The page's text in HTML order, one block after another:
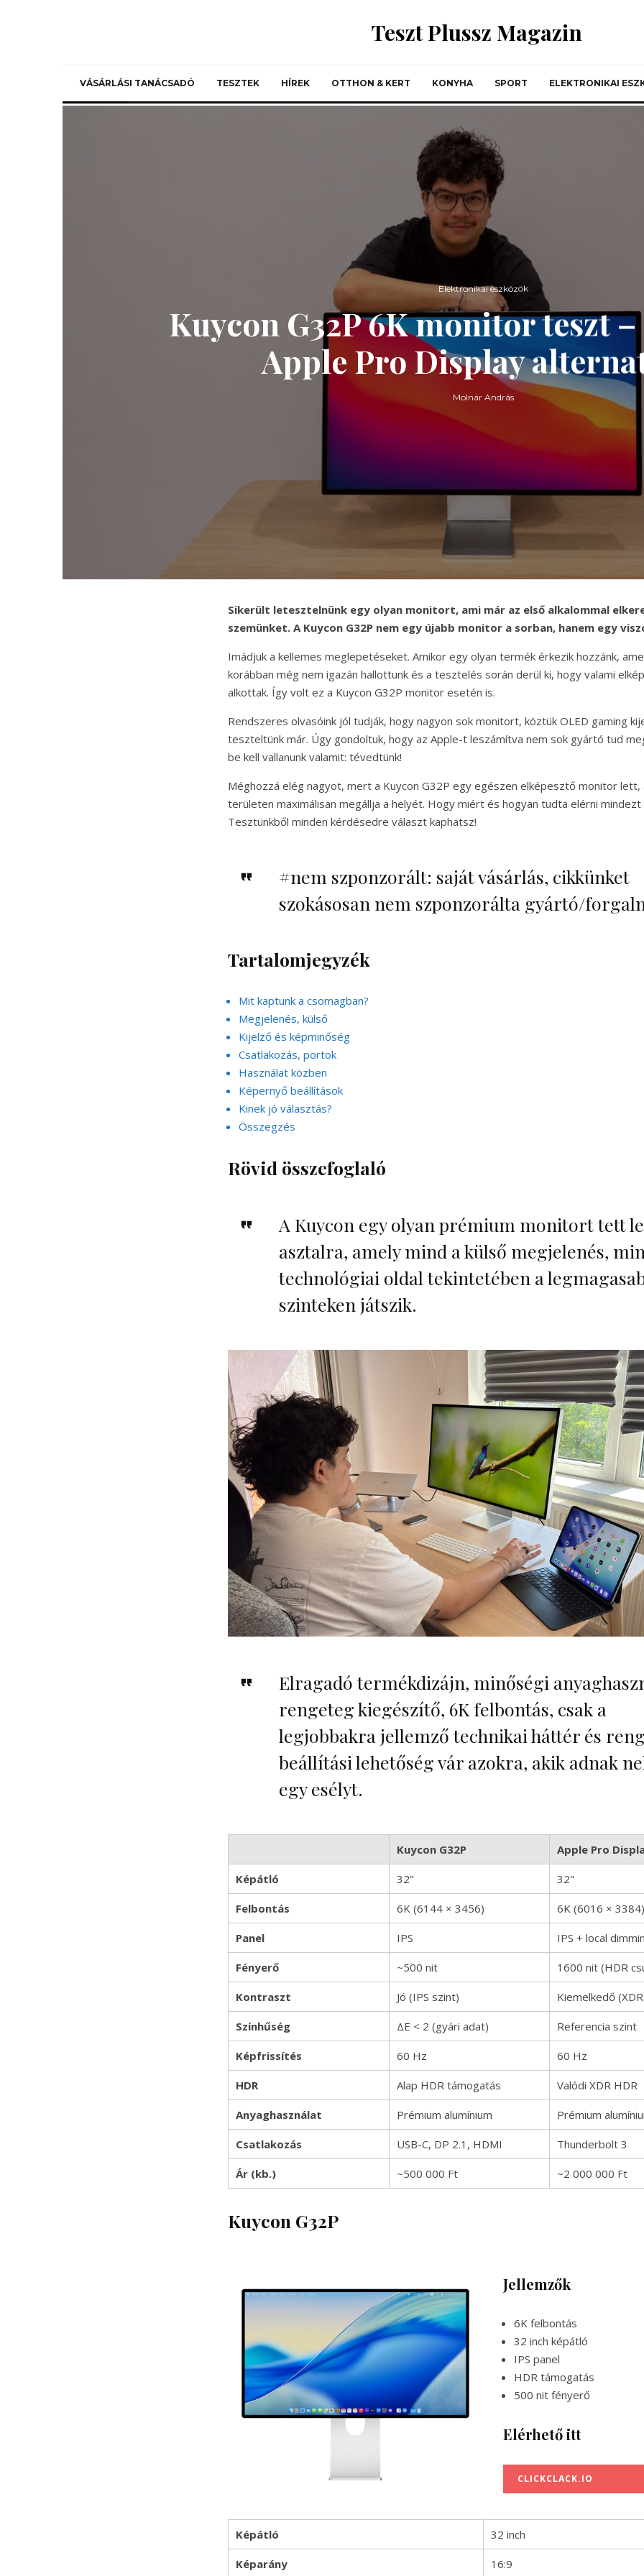
Teszt Plussz Magazin
VÁSÁRLÁSI TANÁCSADÓ TESZTEK HÍREK OTTHON & KERT KONYHA SPORT ELEKTRONIKAI
Elektronikai eszközök
Kuycon G32P 6K monitor teszt
Apple Pro Display
Molnár András
Sikerült letesztelnünk egy olyan monitort, ami már az első alkalommal
szemünket. A Kuycon G32P nem egy újabb monitor a sorban, hanem egy
Imádjuk a kellemes meglepetéseket. Amikor egy olyan termék érkezik hozzánk,
korábban még nem igazán hallottunk és a tesztelés során derül ki, hogy valami
alkottak. Így volt ez a Kuycon G32P monitor esetén is.
Rendszeres olvasóink jól tudják, hogy nagyon sok monitort, köztük OLED gaming
teszteltünk már. Úgy gondoltuk, hogy az Apple-t leszámítva nem sok gyártó tud
be kell vallanunk valamit: tévedtünk!
Méghozzá elég nagyot, mert a Kuycon G32P egy egészen elképesztő monitor lett,
területen maximálisan megállja a helyét. Hogy miért és hogyan tudta elérni mindezt
Tesztünkből minden kérdésedre választ kaphatsz!
#nem szponzorált: saját vásárlás, cikkünket
szokásosan nem szponzorálta gyártó/
Tartalomjegyzék
Mit kaptunk a csomagban?
Megjelenés, külső
Kijelző és képminőség
Csatlakozás, portok
Használat közben
Képernyő beállítások
Kinek jó választás?
Összegzés
Rövid összefoglaló
A Kuycon egy olyan prémium monitort tett
asztalra, amely mind a külső megjelenés,
technológiai oldal tekintetében a
szinteken játszik.
Elragadó termékdizájn, minőségi
rengeteg kiegészítő, 6K felbontás, csak a
legjobbakra jellemző technikai háttér és
beállítási lehetőség vár azokra, akik adnak
egy esélyt.
Kuycon G32P Apple Pro
Képátló 32" 32"
Felbontás 6K (6144 × 3456) 6K (6016 × 3384)
Panel IPS IPS + local
Fényerő ~500 nit 1600 nit (HDR
Kontraszt Jó (IPS szint) Kiemelkedő
Színhűség ΔЕ < 2 (gyári adat) Referencia szint
Képfrissítés 60 Hz 60 Hz
HDR Alap HDR támogatás Valódi XDR HDR
Anyaghasználat Prémium alumínium Prémium
Csatlakozás USB-C, DP 2.1, HDMI Thunderbolt 3
Ár (kb.) ~500 000 Ft ~2 000 000 Ft
Kuycon G32P
Jellemzők
6K felbontás
32 inch képátló
IPS panel
HDR támogatás
500 nit fényerő
Elérhető itt
CLICKCLACK.IO
Képátló 32 inch
Képarány 16:9